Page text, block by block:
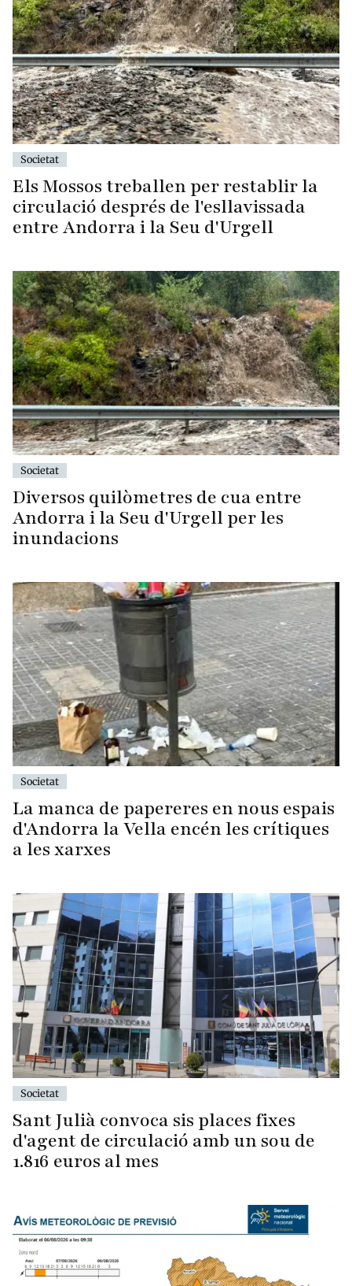
Societat
Els Mossos treballen per restablir la
circulació després de l'esllavissada
entre Andorra i la Seu d'Urgell
Societat
Diversos quilòmetres de cua entre
Andorra i la Seu d'Urgell per les
inundacions
Societat
La manca de papereres en nous espais
d'Andorra la Vella encén les crítiques
a les xarxes
Societat
Sant Julià convoca sis places fixes
d'agent de circulació amb un sou de
1.816 euros al mes